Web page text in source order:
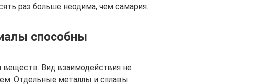
раз больше неодима, чем самария.
способны
Вид взаимодействия не
Отдельные металлы и сплавы